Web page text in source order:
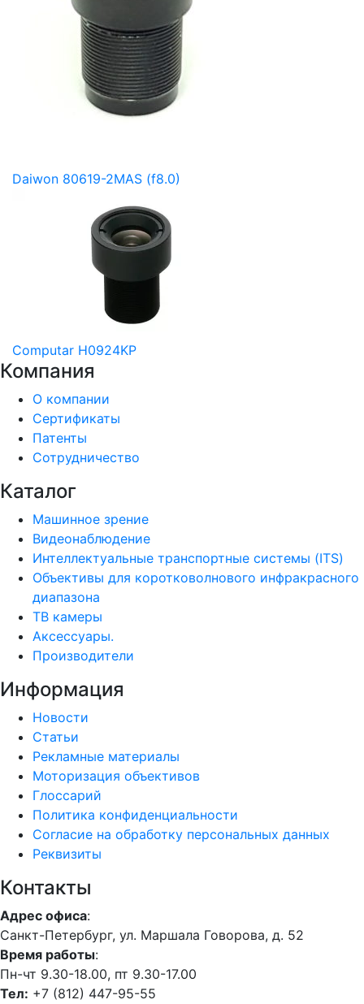
Daiwon 80619-2MAS (f8.0)
Computar H0924KP
Компания
О компании
Сертификаты
Патенты
Сотрудничество
Каталог
Машинное зрение
Видеонаблюдение
Интеллектуальные транспортные системы (ITS)
Объективы для коротковолнового инфракрасного
диапазона
ТВ камеры
Аксессуары.
Производители
Информация
Новости
Статьи
Рекламные материалы
Моторизация объективов
Глоссарий
Политика конфиденциальности
Согласие на обработку персональных данных
Реквизиты
Контакты
Адрес офиса:
Санкт-Петербург, ул. Маршала Говорова, д. 52
Время работы:
Пн-чт 9.30-18.00, пт 9.30-17.00
Тел: +7 (812) 447-95-55